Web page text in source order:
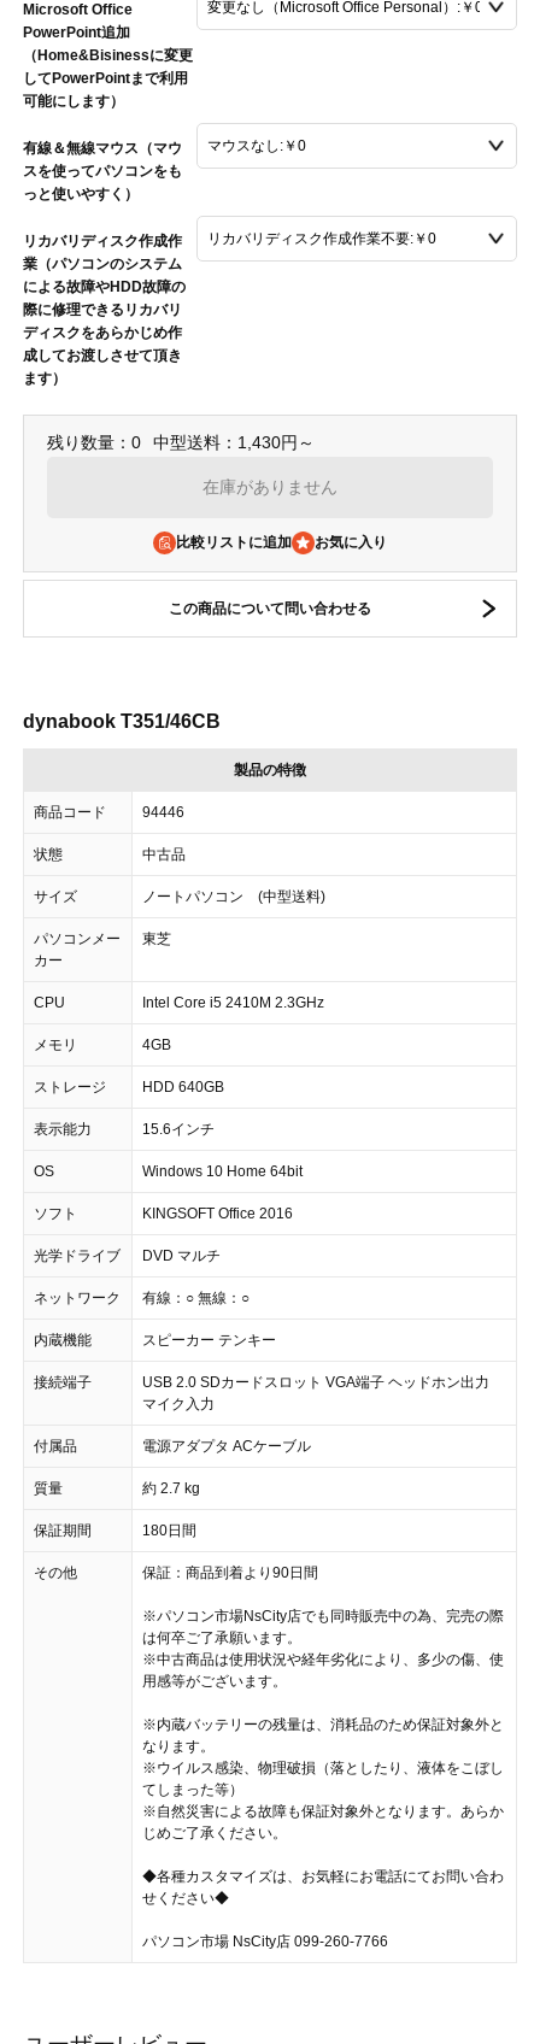
Microsoft Office
PowerPoint追加
（Home&Bisinessに変更
してPowerPointまで利用
可能にします）
有線＆無線マウス（マウ
スを使ってパソコンをも
っと使いやすく）
リカバリディスク作成作
業（パソコンのシステム
による故障やHDD故障の
際に修理できるリカバリ
ディスクをあらかじめ作
成してお渡しさせて頂き
ます）
残り数量：0 中型送料：1,430円～
在庫がありません
比較リストに追加
この商品について問い合わせる
dynabook T351/46CB
製品の特徴
商品コード 94446
状態 中古品
サイズ ノートパソコン (中型送料)
パソコンメー
カー
東芝
CPU Intel Core i5 2410M 2.3GHz
メモリ 4GB
ストレージ HDD 640GB
表示能力 15.6インチ
OS Windows 10 Home 64bit
ソフト KINGSOFT Office 2016
光学ドライブ DVD マルチ
ネットワーク 有線：○ 無線：○
内蔵機能 スピーカー テンキー
接続端子
USB 2.0 SDカードスロット VGA端子 ヘッドホン出力
マイク入力
付属品 電源アダプタ ACケーブル
質量 約 2.7 kg
保証期間 180日間
その他 保証：商品到着より90日間
※パソコン市場NsCity店でも同時販売中の為、完売の際
は何卒ご了承願います。
※中古商品は使用状況や経年劣化により、多少の傷、使
用感等がございます。
※内蔵バッテリーの残量は、消耗品のため保証対象外と
なります。
※ウイルス感染、物理破損（落としたり、液体をこぼし
てしまった等）
※自然災害による故障も保証対象外となります。あらか
じめご了承ください。
◆各種カスタマイズは、お気軽にお電話にてお問い合わ
せください◆
パソコン市場 NsCity店 099-260-7766